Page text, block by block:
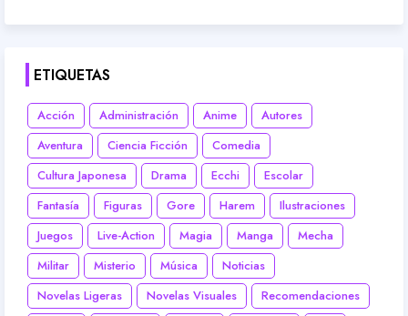
ETIQUETAS
Acción Administración Anime
Autores
Aventura
Ciencia Ficción
Comedia
Cultura Japonesa
Drama Ecchi
Escolar
Fantasía
Figuras Gore Harem
Ilustraciones
Juegos
Live-Action Magia Manga
Mecha
Militar
Misterio Música
Noticias
Novelas Ligeras
Novelas Visuales
Recomendaciones